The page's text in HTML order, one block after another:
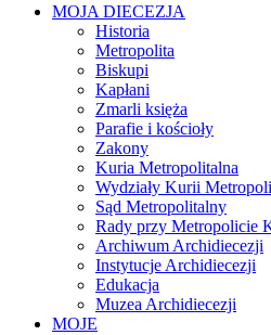
MOJA DIECEZJA
Historia
Metropolita
Biskupi
Kapłani
Zmarli księża
Parafie i kościoły
Zakony
Kuria Metropolitalna
Wydziały Kurii
Sąd Metropolitalny
Rady przy Metropolicie
Archiwum Archidiecezji
Instytucje Archidiecezji
Edukacja
Muzea Archidiecezji
MOJE